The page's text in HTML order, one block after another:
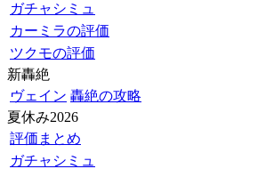
ガチャシミュ
カーミラの評価
ツクモの評価
新轟絶
ヴェイン 轟絶の攻略
夏休み2026
評価まとめ
ガチャシミュ